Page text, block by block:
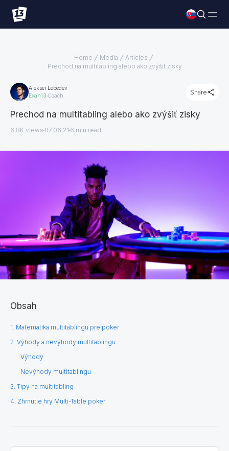
Home Media
Articles
Prechod na multitabling alebo ako zvýšiť zisky
Aleksei Lebedev
Exan13 Coach Share
Prechod na multitabling alebo ako zvýšiť zisky
6.8K views 07.06.21 6 min read
Obsah
1. Matematika multitablingu pre poker
2. Výhody a nevýhody multitablingu
Výhody
​​Nevýhody multitablingu
3. Tipy na multitabling
4. Zhrnutie hry Multi-Table poker